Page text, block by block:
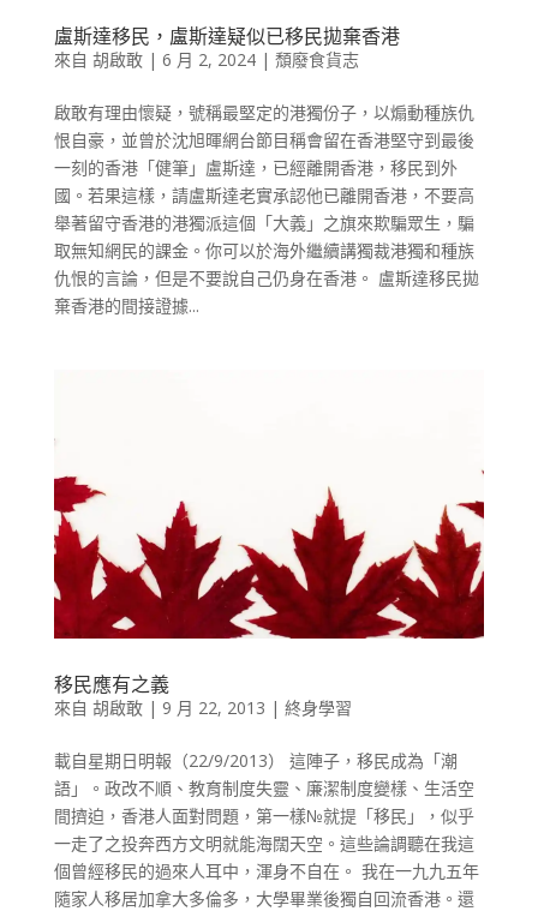
盧斯達移民，盧斯達疑似已移民拋棄香港
來自 胡啟敢| 6 月 2, 2024| 頹廢食貨志
啟敢有理由懷疑，號稱最堅定的港獨份子，以煽動種族仇
恨自豪，並曾於沈旭暉網台節目稱會留在香港堅守到最後
一刻的香港「健筆」盧斯達，已經離開香港，移民到外
國。若果這樣，請盧斯達老實承認他已離開香港，不要高
舉著留守香港的港獨派這個「大義」之旗來欺騙眾生，騙
取無知網民的課金。你可以於海外繼續講獨裁港獨和種族
仇恨的言論，但是不要說自己仍身在香港。 盧斯達移民拋
棄香港的間接證據...
移民應有之義
來自 胡啟敢| 9 月 22, 2013 | 終身學習
載自星期日明報（22/9/2013） 這陣子，移民成為「潮
語」。政改不順、教育制度失靈、廉潔制度變樣、生活空
間擠迫，香港人面對問題，第一樣№就提「移民」，似乎
一走了之投奔西方文明就能海闊天空。這些論調聽在我這
個曾經移民的過來人耳中，渾身不自在。 我在一九九五年
隨家人移居加拿大多倫多，大學畢業後獨自回流香港。還